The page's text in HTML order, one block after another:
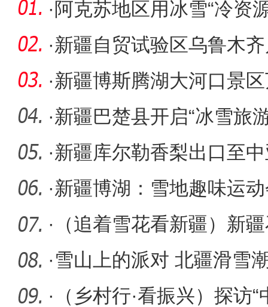
· 阿克苏地区用冰雪“冷资
·新疆自贸试验区乌鲁木
现“交房即
·新疆博斯腾湖大河口景
年
·新疆巴楚县开启“冰雪旅
验冰雪
·新疆库尔勒香梨出口至
·新疆博湖：雪地趣味运
·
（追着雪花看新疆）新
光伏产业
·雪山上的派对 北疆滑雪
·
（乡村行·看振兴）探访